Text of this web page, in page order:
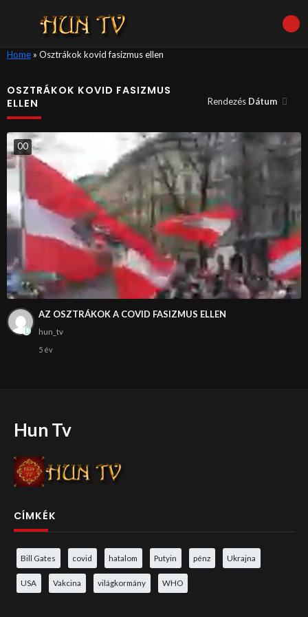
Home» Osztrákok kovid fasizmus ellen
OSZTRÁKOK KOVID FASIZMUS
ELLEN
Rendezés Dátum
00
AZ OSZTRÁKOK A COVID FASIZMUS ELLEN
hun_tv
5 év
Hun Tv
CÍMKÉK
Bill Gates covid hatalom Putyin pénz Ukrajna
USA Vakcina világkormány WHO